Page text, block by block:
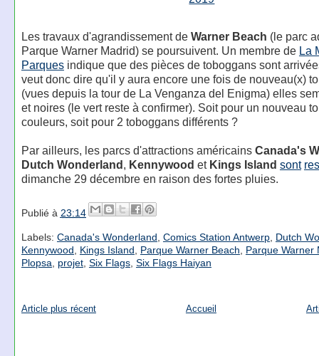
Les travaux d'agrandissement de Warner Beach (le parc
Parque Warner Madrid) se poursuivent. Un membre de La
Parquesindique que des pièces de toboggans sont
veut donc dire qu'il y aura encore une fois de nouveau(x)
(vues depuis la tour de La Venganza del Enigma) elles
et noires (le vert reste à confirmer). Soit pour un nouveau
couleurs, soit pour 2 toboggans différents ?
Par ailleurs, les parcs d'attractions américains Canada's
Dutch Wonderland, Kennywood et Kings Island sont res
dimanche 29 décembre en raison des fortes pluies.
Publié à 23:14
Labels: Canada's Wonderland Comics Station Antwerp, Dutch
Kennywood
Kings Island Parque Warner Beach
Parque Warner
Plopsa
projet, Six Flags, Six Flags Haiyan
Article plus récent Accueil